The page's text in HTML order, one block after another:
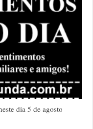
dia 5 de agosto